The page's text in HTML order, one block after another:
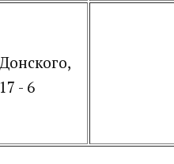
Донского,
17 - 6